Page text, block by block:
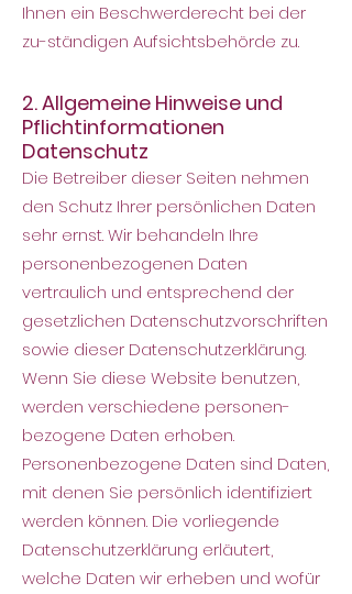
Ihnen ein Beschwerderecht bei der
zu-ständigen Aufsichtsbehörde zu.
2. Allgemeine Hinweise und
Pflichtinformationen
Datenschutz
Die Betreiber dieser Seiten nehmen
den Schutz Ihrer persönlichen Daten
sehr ernst. Wir behandeln Ihre
personenbezogenen Daten
vertraulich und entsprechend der
gesetzlichen Datenschutzvorschriften
sowie dieser Datenschutzerklärung.
Wenn Sie diese Website benutzen,
werden verschiedene personen-
bezogene Daten erhoben.
Personenbezogene Daten sind Daten,
mit denen Sie persönlich identifiziert
werden können. Die vorliegende
Datenschutzerklärung erläutert,
welche Daten wir erheben und wofür